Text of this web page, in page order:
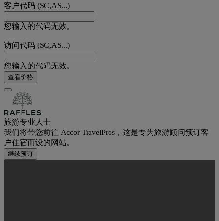
客户代码 (SC,AS...)
您输入的代码无效。
访问代码 (SC,AS...)
您输入的代码无效。
查看价格
旅游专业人士
我们将带您前往 Accor TravelPros，这是专为旅游顾问预订客
户住宿而设的网站。
继续预订